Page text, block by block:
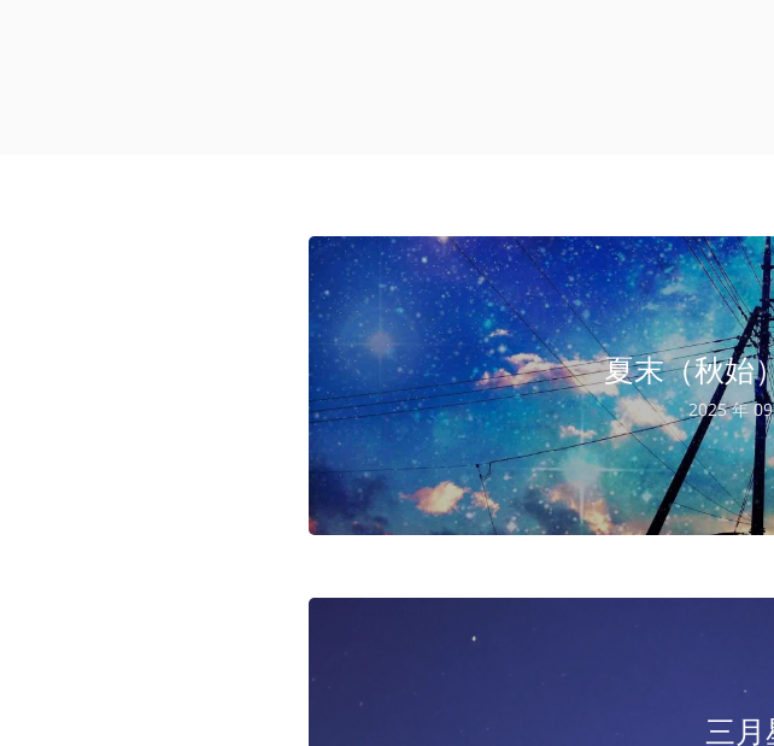
夏末（秋始
2025 年
三